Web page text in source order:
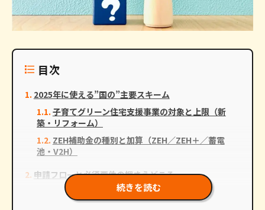
目次
2025年に使える”国の”主要スキーム
子育てグリーン住宅支援事業の対象と上限（新
築・リフォーム）
ZEH補助金の種別と加算（ZEH／ZEH＋／蓄電
池・V2H）
申請フローと必須要件の押さえどころ
登録事業者が申請主体・先着方式への備え（書類
不備ゼロ）
続きを読む